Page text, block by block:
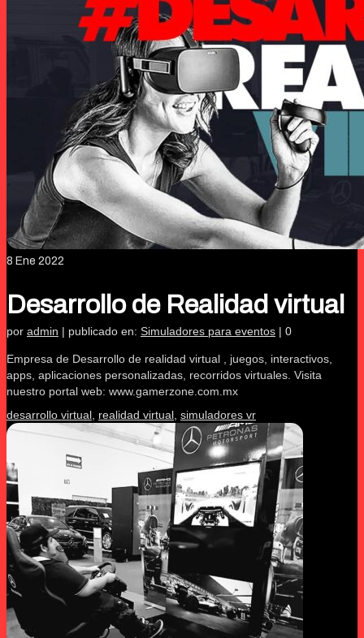
8 Ene 2022
Desarrollo de Realidad virtual
por admin | publicado en: Simuladores para eventos | 0
Empresa de Desarrollo de realidad virtual , juegos, interactivos,
apps, aplicaciones personalizadas, recorridos virtuales. Visita
nuestro portal web: www.gamerzone.com.mx
desarrollo virtual realidad virtual simuladores vr